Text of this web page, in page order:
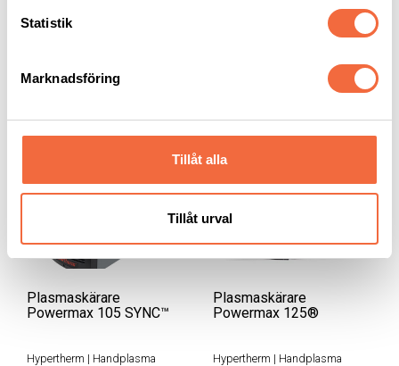
Statistik
Marknadsföring
Tillåt alla
Tillåt urval
Powermax 85 SYNC™
Plasmaskärare
Powermax 105 SYNC™
Hypertherm | Handplasma
Plasmaskärare
Powermax 125®
Hypertherm | Handplasma